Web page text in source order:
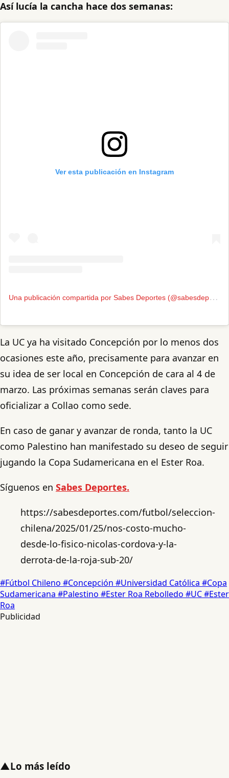
Así lucía la cancha hace dos semanas:
Ver esta publicación en Instagram
U
na publicación compartida por Sabes Deportes (@sabesdeportes)
La UC ya ha visitado Concepción por lo menos dos
ocasiones este año, precisamente para avanzar en
su idea de ser local en Concepción de cara al 4 de
marzo. Las próximas semanas serán claves para
oficializar a Collao como sede.
En caso de ganar y avanzar de ronda, tanto la UC
como Palestino han manifestado su deseo de seguir
jugando la Copa Sudamericana en el Ester Roa.
Síguenos en Sabes Deportes.
https://sabesdeportes.com/futbol/seleccion-
chilena/2025/01/25/nos-costo-mucho-
desde-lo-fisico-nicolas-cordova-y-la-
derrota-de-la-roja-sub-20/
#Fútbol Chileno #Concepción #Universidad Católica #Copa
Sudamericana #Palestino #Ester Roa Rebolledo #UC#Ester
Roa
Publicidad
▲Lo más leído